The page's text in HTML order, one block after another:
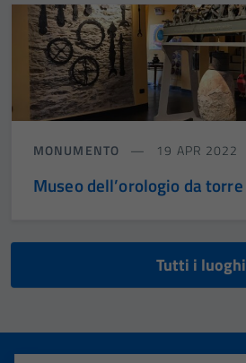
MONUMENTO 19 APR 2022
Museo dell’orologio da torre
Tutti i luoghi